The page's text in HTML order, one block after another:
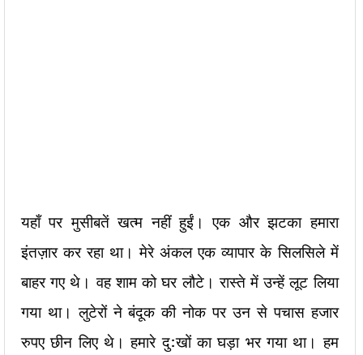
यहाँ पर मुसीबतें खत्म नहीं हुईं। एक और झटका हमारा
इंतज़ार कर रहा था। मेरे अंकल एक व्यापार के सिलसिले में
बाहर गए थे। वह शाम को घर लौटे। रास्ते में उन्हें लूट लिया
गया था। लुटेरों ने बंदूक की नोक पर उन से पचास हजार
रुपए छीन लिए थे। हमारे दु:खों का घड़ा भर गया था। हम